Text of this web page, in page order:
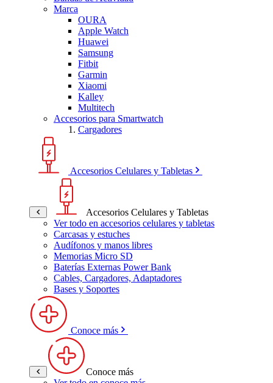
Marca
OURA
Apple Watch
Huawei
Samsung
Fitbit
Garmin
Xiaomi
Kalley
Multitech
Accesorios para Smartwatch
Cargadores
Accesorios Celulares y Tabletas
Accesorios Celulares y Tabletas
Ver todo en accesorios celulares y tabletas
Carcasas y estuches
Audífonos y manos libres
Memorias Micro SD
Baterías Externas Power Bank
Cables, Cargadores, Adaptadores
Bases y Soportes
Conoce más
Conoce más